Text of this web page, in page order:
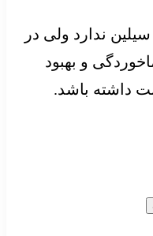
ندارد ولی در
و بهبود
داشته باشد.